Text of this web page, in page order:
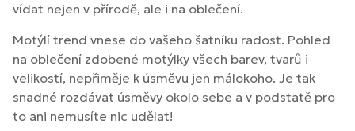
vídat nejen v přírodě, ale i na oblečení.
Motýlí trend vnese do vašeho šatníku radost. Pohled
na oblečení zdobené motýlky všech barev, tvarů i
velikostí, nepřiměje k úsměvu jen málokoho. Je tak
snadné rozdávat úsměvy okolo sebe a v podstatě pro
to ani nemusíte nic udělat!